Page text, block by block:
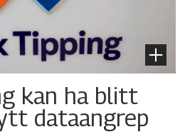
kan ha blitt
dataangrep